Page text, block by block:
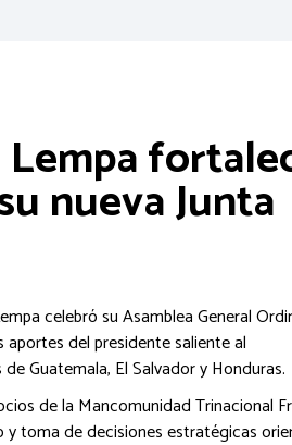
nueva Junta
celebró su Asamblea General
del presidente saliente al
Guatemala, El Salvador y Honduras.
de la Mancomunidad Trinacional
toma de decisiones estratégicas